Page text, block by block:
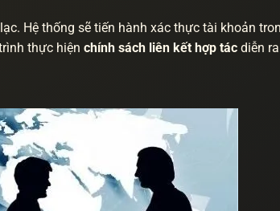
Hệ thống sẽ tiến hành xác thực tài khoản
thực hiện chính sách liên kết hợp tác diễn